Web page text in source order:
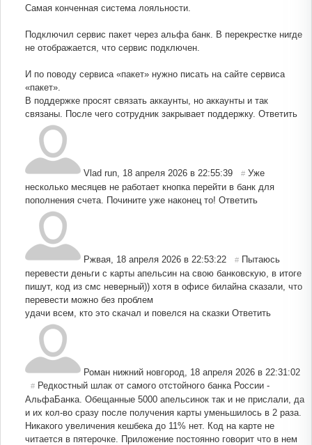
Самая конченная система лояльности.
Подключил сервис пакет через альфа банк. В перекрестке нигде
не отображается, что сервис подключен.
И по поводу сервиса «пакет» нужно писать на сайте сервиса
«пакет».
В поддержке просят связать аккаунты, но аккаунты и так
связаны. После чего сотрудник закрывает поддержку. Ответить
Vlad run 18 апреля 2026 в 22:55:39 # Уже
несколько месяцев не работает кнопка перейти в банк для
пополнения счета. Почините уже наконец то! Ответить
Ржвая 18 апреля 2026 в 22:53:22 # Пытаюсь
перевести деньги с карты апельсин на свою банковскую, в итоге
пишут, код из смс неверный)) хотя в офисе билайна сказали, что
перевести можно без проблем
удачи всем, кто это скачал и повелся на сказки Ответить
Роман нижний новгород 18 апреля 2026 в 22:31:02
# Редкостный шлак от самого отстойного банка России -
АльфаБанка. Обещанные 5000 апельсинок так и не прислали, да
и их кол-во сразу после получения карты уменьшилось в 2 раза.
Никакого увеличения кешбека до 11% нет. Код на карте не
читается в пятерочке. Приложение постоянно говорит что в нем